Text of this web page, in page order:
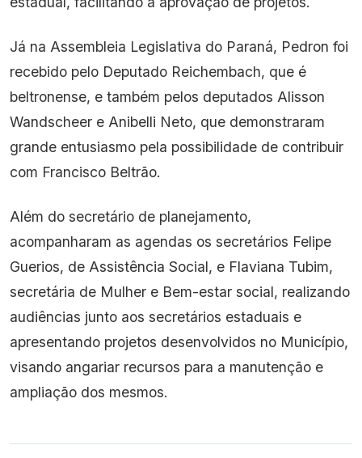
Já na Assembleia Legislativa do Paraná, Pedron foi
recebido pelo Deputado Reichembach, que é
beltronense, e também pelos deputados Alisson
Wandscheer e Anibelli Neto, que demonstraram
grande entusiasmo pela possibilidade de contribuir
com Francisco Beltrão.
Além do secretário de planejamento,
acompanharam as agendas os secretários Felipe
Guerios, de Assistência Social, e Flaviana Tubim,
secretária de Mulher e Bem-estar social, realizando
audiências junto aos secretários estaduais e
apresentando projetos desenvolvidos no Município,
visando angariar recursos para a manutenção e
ampliação dos mesmos.